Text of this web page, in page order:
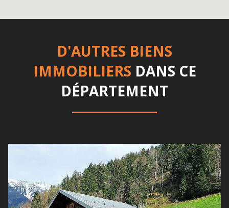
D'AUTRES BIENS
IMMOBILIERS DANS CE
DÉPARTEMENT